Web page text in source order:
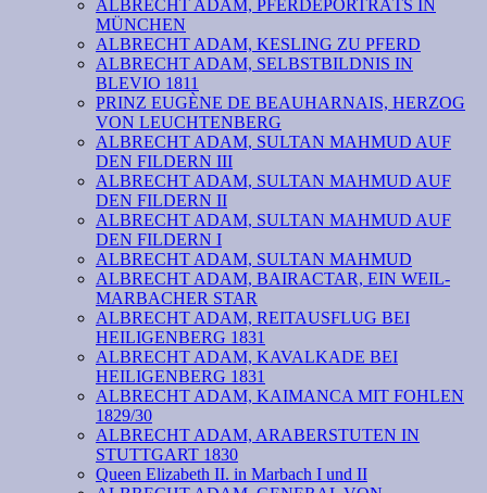
ALBRECHT ADAM, PFERDEPORTRÄTS IN
MÜNCHEN
ALBRECHT ADAM, KESLING ZU PFERD
ALBRECHT ADAM, SELBSTBILDNIS IN
BLEVIO 1811
PRINZ EUGÈNE DE BEAUHARNAIS, HERZOG
VON LEUCHTENBERG
ALBRECHT ADAM, SULTAN MAHMUD AUF
DEN FILDERN III
ALBRECHT ADAM, SULTAN MAHMUD AUF
DEN FILDERN II
ALBRECHT ADAM, SULTAN MAHMUD AUF
DEN FILDERN I
ALBRECHT ADAM, SULTAN MAHMUD
ALBRECHT ADAM, BAIRACTAR, EIN WEIL-
MARBACHER STAR
ALBRECHT ADAM, REITAUSFLUG BEI
HEILIGENBERG 1831
ALBRECHT ADAM, KAVALKADE BEI
HEILIGENBERG 1831
ALBRECHT ADAM, KAIMANCA MIT FOHLEN
1829/30
ALBRECHT ADAM, ARABERSTUTEN IN
STUTTGART 1830
Queen Elizabeth II. in Marbach I und II